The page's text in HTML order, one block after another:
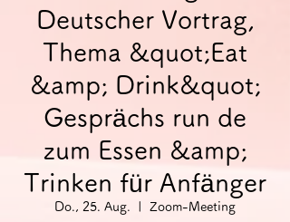
Deutscher Vortrag,
Thema &quot;Eat
&amp; Drink&quot;
Gesprächs run de
zum Essen &amp;
Trinken für Anfänger
Do., 25. Aug. Zoom-Meeting